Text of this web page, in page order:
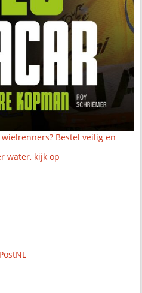
Bestel veilig en
water, kijk op